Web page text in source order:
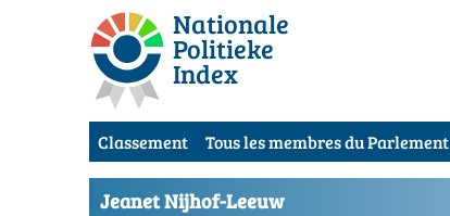
Nationale
Politieke
Index
Classement Tous les membres du Parlement
Jeanet Nijhof-Leeuw